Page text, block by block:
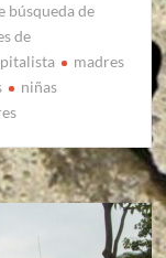
búsqueda de
de
madres
niñas